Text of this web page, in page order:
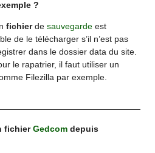
?
fichierde sauvegardeest
de le télécharger s’il n’est pas
dans le dossier data du site.
le rapatrier, il faut utiliser un
Filezilla par exemple.
fichierGedcom depuis